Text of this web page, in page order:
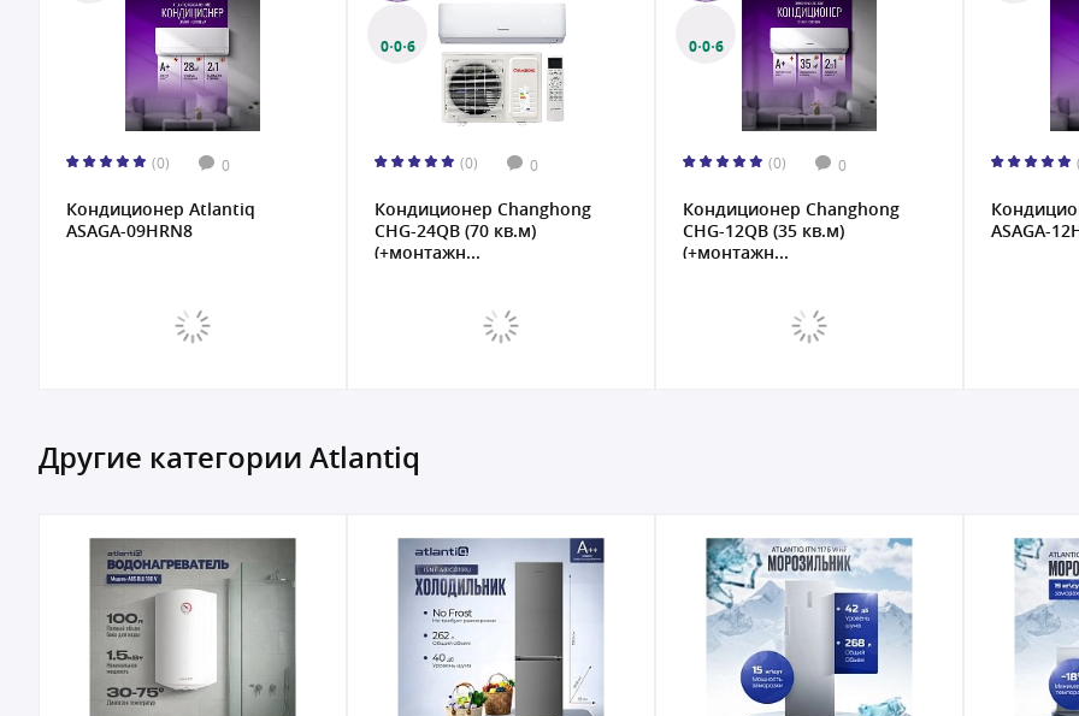
(0) 0
Кондиционер Changhong
CHG-24QB (70 кв.м)
0·0·6
(0) 0
Кондиционер Changhong
CHG-12QB (35 кв.м)
(+монтажн...
(0) 0
Кондиционер Atlantiq
ASAGA-12HRN8
ASDH-
Другие категории Atlantiq